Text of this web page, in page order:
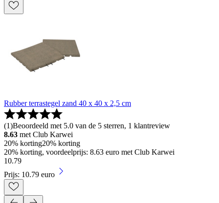
Rubber terrastegel zand 40 x 40 x 2,5 cm
(1)Beoordeeld met 5.0 van de 5 sterren, 1 klantreview
8.63 met Club Karwei
20% korting20% korting
20% korting, voordeelprijs: 8.63 euro met Club Karwei
10.79
Prijs: 10.79 euro